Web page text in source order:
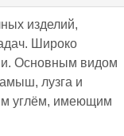
изделий,
Широко
Основным видом
лузга и
углём, имеющим